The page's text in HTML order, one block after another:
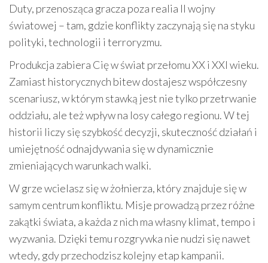
Duty, przenosząca gracza poza realia II wojny
światowej – tam, gdzie konflikty zaczynają się na styku
polityki, technologii i terroryzmu.
Produkcja zabiera Cię w świat przełomu XX i XXI wieku.
Zamiast historycznych bitew dostajesz współczesny
scenariusz, w którym stawką jest nie tylko przetrwanie
oddziału, ale też wpływ na losy całego regionu. W tej
historii liczy się szybkość decyzji, skuteczność działań i
umiejętność odnajdywania się w dynamicznie
zmieniających warunkach walki.
W grze wcielasz się w żołnierza, który znajduje się w
samym centrum konfliktu. Misje prowadzą przez różne
zakątki świata, a każda z nich ma własny klimat, tempo i
wyzwania. Dzięki temu rozgrywka nie nudzi się nawet
wtedy, gdy przechodzisz kolejny etap kampanii.